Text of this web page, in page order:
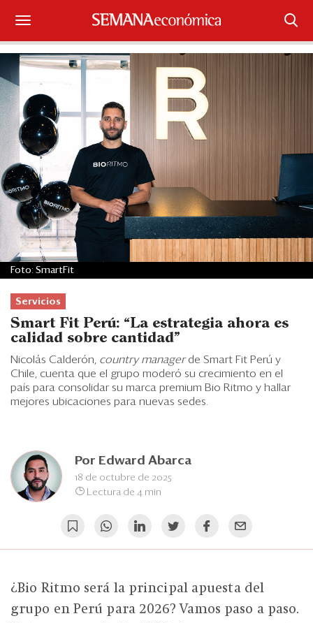
Suscríbase
Iniciar sesión
Portada
¿Qué está pasando?
Sectores y Empresas
Management
Economía y Finanzas
Legal y Política
Eventos
Blogs
Ranking CEO
Edición Impresa
Servicios
Smart Fit Perú: “La estrategia ahora es
calidad sobre cantidad”
Nicolás Calderón, country managerde Smart Fit Perú y
Chile, cuenta que el grupo moderó su crecimiento en el
país para consolidar su marca premium Bio Ritmo y hallar
mejores ubicaciones para nuevas sedes.
Por Edward Abarca
18 de octubre de 2025
Lectura de 4 min
Foto: SmartFit
¿Bio Ritmo será la principal apuesta del
grupo en Perú para 2026? Vamos paso a paso.